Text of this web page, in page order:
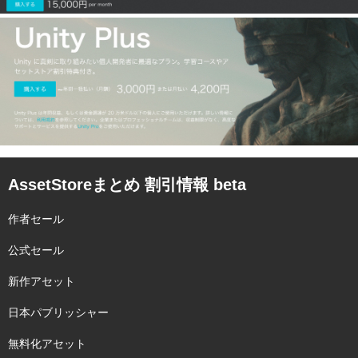
AssetStoreまとめ 割引情報 beta
作者セール
公式セール
新作アセット
日本パブリッシャー
無料化アセット